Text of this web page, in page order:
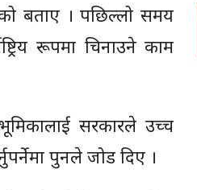
बताए । पछिल्लो समय
रूपमा चिनाउने काम
सरकारले उच्च
पुनले जोड दिए ।